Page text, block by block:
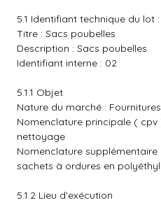
5.1 Identifiant technique du lot
Titre : Sacs poubelles
Description : Sacs poubelles
Identifiant interne : 02
5.1.1 Objet
Nature du marché : Fournitures
Nomenclature principale (
nettoyage
Nomenclature
sachets à ordures en
5.1.2 Lieu d'exécution